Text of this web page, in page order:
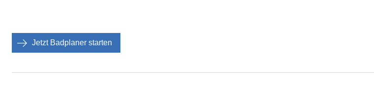
Jetzt Badplaner starten